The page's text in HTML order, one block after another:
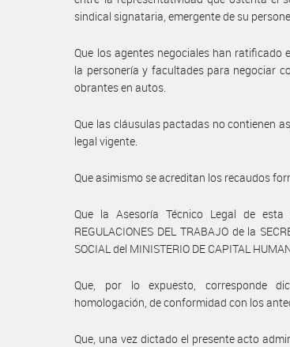
sindical signataria, emergente de su
Que los agentes negociales han
la personería y facultades para negociar
obrantes en autos.
Que las cláusulas pactadas no contienen
legal vigente.
Que asimismo se acreditan los recaudos
Que la Asesoría Técnico Legal de esta
REGULACIONES DEL TRABAJO de la
SOCIAL del MINISTERIO DE CAPITAL
Que, por lo expuesto, corresponde
homologación, de conformidad con los
Que, una vez dictado el presente acto